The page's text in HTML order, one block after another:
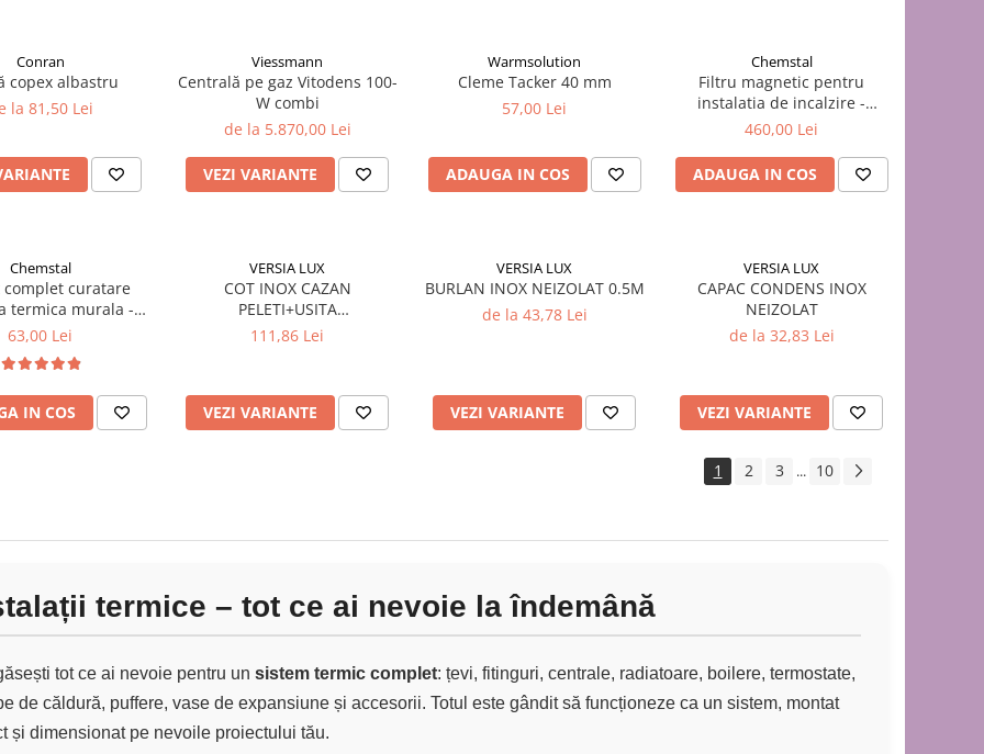
Conran
copex albastru
la 81,50 Lei
Viessmann
Centrală pe gaz Vitodens 100-
W combi
de la 5.870,00 Lei
VEZI VARIANTE
Warmsolution
Cleme Tacker 40 mm
57,00 Lei
ADAUGA IN COS
Chemstal
Filtru magnetic pentru
instalatia de incalzire -
CLEANEX MAG HF MAX 1 1/4
460,00 Lei
ADAUGA IN COS
Chemstal
complet curatare
termica murala -
ANTICALCAR
63,00 Lei
IN COS
VERSIA LUX
COT INOX CAZAN
PELETI+USITA
CURATARE+GARNITURA
111,86 Lei
VEZI VARIANTE
VERSIA LUX
BURLAN INOX NEIZOLAT 0.5M
de la 43,78 Lei
VEZI VARIANTE
VERSIA LUX
CAPAC CONDENS INOX
NEIZOLAT
de la 32,83 Lei
VEZI VARIANTE
1 2 3 ... 10
termice – tot ce ai nevoie la îndemână
tot ce ai nevoie pentru un sistem termic complet: țevi, fitinguri, centrale, radiatoare, boilere, termostate,
de căldură, puffere, vase de expansiune și accesorii. Totul este gândit să funcționeze ca un sistem, montat
și dimensionat pe nevoile proiectului tău.